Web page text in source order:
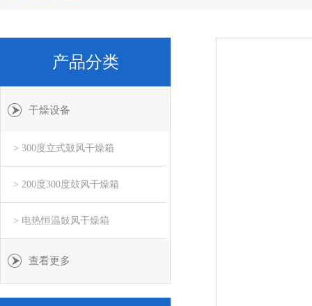
产品分类
干燥设备
> 300度立式鼓风干燥箱
> 200度300度鼓风干燥箱
> 电热恒温鼓风干燥箱
查看更多